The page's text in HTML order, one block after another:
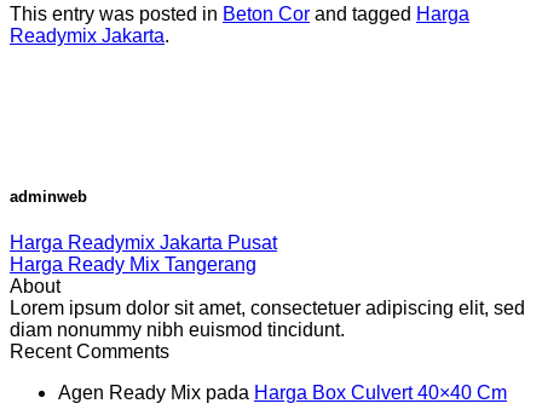
This entry was posted in Beton Cor and tagged Harga
Readymix Jakarta.
adminweb
Harga Readymix Jakarta Pusat
Harga Ready Mix Tangerang
About
Lorem ipsum dolor sit amet, consectetuer adipiscing elit, sed
diam nonummy nibh euismod tincidunt.
Recent Comments
Agen Ready Mix pada Harga Box Culvert 40×40 Cm